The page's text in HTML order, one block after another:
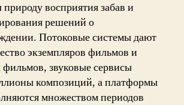
восприятия забав и
решений о
Потоковые системы дают
экземпляров фильмов и
звуковые сервисы
композиций, а платформы
множеством периодов